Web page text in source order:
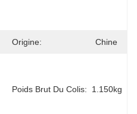
Origine: Chine
Poids Brut Du Colis: 1.150kg